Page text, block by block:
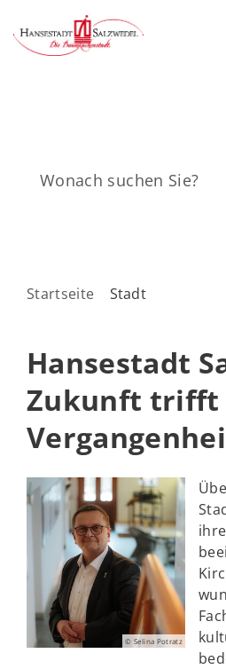
Startseite Stadt
Hansestadt
Zukunft trifft
© Selina Potratz